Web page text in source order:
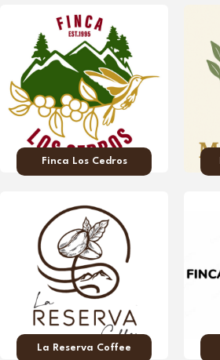
Finca Los Cedros
La Reserva Coffee